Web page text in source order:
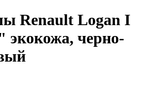
Renault Logan I
экокожа, черно-